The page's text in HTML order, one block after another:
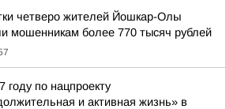
четверо жителей Йошкар-Олы
мошенникам более 770 тысяч рублей
году по нацпроекту
и активная жизнь» в